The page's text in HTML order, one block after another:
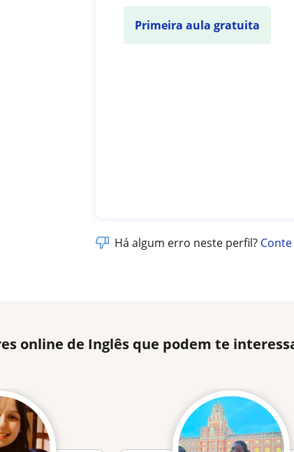
Primeira aula gratuita
Há algum erro neste perfil?
online de Inglês que podem te